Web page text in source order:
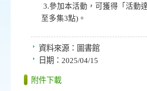
3.參加本活動，可獲得「活動
至多集3點) 。
資料來源： 圖書館
日期： 2025/04/15
附件下載